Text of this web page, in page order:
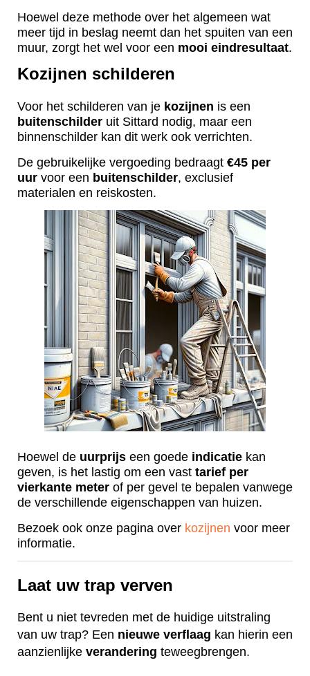
Hoewel deze methode over het algemeen wat
meer tijd in beslag neemt dan het spuiten van een
muur, zorgt het wel voor een mooi eindresultaat.
Kozijnen schilderen
Voor het schilderen van je kozijnen is een
buitenschilder uit Sittard nodig, maar een
binnenschilder kan dit werk ook verrichten.
De gebruikelijke vergoeding bedraagt €45 per
uur voor een buitenschilder, exclusief
materialen en reiskosten.
Hoewel de uurprijs een goede indicatie kan
geven, is het lastig om een vast tarief per
vierkante meter of per gevel te bepalen vanwege
de verschillende eigenschappen van huizen.
Bezoek ook onze pagina over kozijnen voor meer
informatie.
Laat uw trap verven
Bent u niet tevreden met de huidige uitstraling
van uw trap? Een nieuwe verflaag kan hierin een
aanzienlijke verandering teweegbrengen.